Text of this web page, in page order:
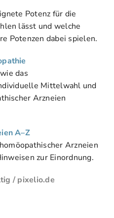
Potenz für die
lässt und welche
Potenzen dabei spielen.
das
Mittelwahl und
Arzneien
A–Z
Arzneien
zur Einordnung.
/ pixelio.de